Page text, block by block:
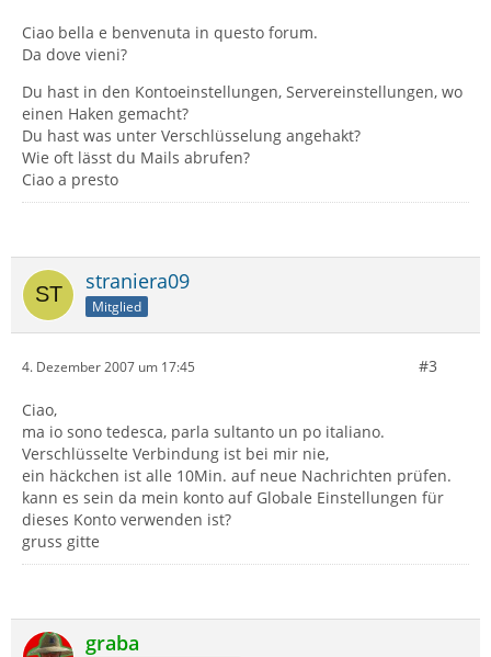
Ciao bella e benvenuta in questo forum.
Da dove vieni?
Du hast in den Kontoeinstellungen, Servereinstellungen, wo
einen Haken gemacht?
Du hast was unter Verschlüsselung angehakt?
Wie oft lässt du Mails abrufen?
Ciao a presto
straniera09
Mitglied
4. Dezember 2007 um 17:45 #3
Ciao,
ma io sono tedesca, parla sultanto un po italiano.
Verschlüsselte Verbindung ist bei mir nie,
ein häckchen ist alle 10Min. auf neue Nachrichten prüfen.
kann es sein da mein konto auf Globale Einstellungen für
dieses Konto verwenden ist?
gruss gitte
graba